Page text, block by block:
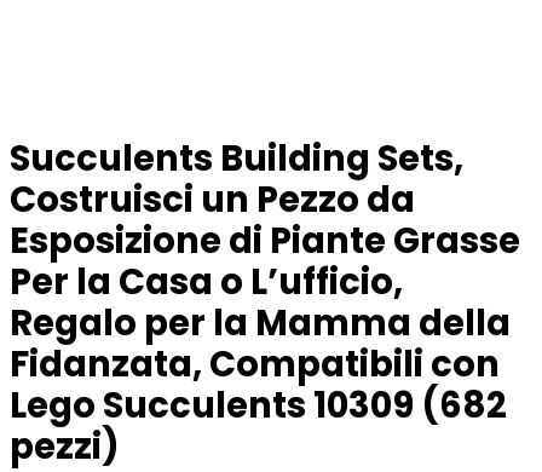
Succulents Building Sets,
Costruisci un Pezzo da
Esposizione di Piante Grasse
Per la Casa o L’ufficio,
Regalo per la Mamma della
Fidanzata, Compatibili con
Lego Succulents 10309 (682
pezzi)